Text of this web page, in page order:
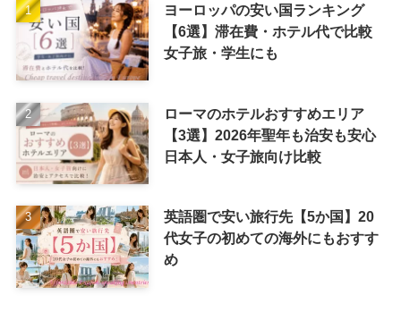
ヨーロッパの安い国ランキング
【6選】滞在費・ホテル代で比較
女子旅・学生にも
ローマのホテルおすすめエリア
【3選】2026年聖年も治安も安心
日本人・女子旅向け比較
英語圏で安い旅行先【5か国】20
代女子の初めての海外にもおすす
め